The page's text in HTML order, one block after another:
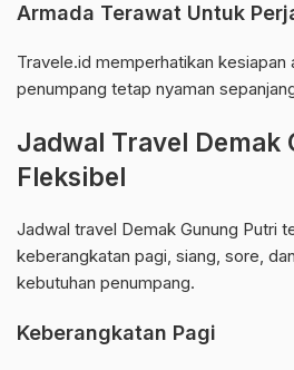
Armada Terawat Untuk
Travele.id memperhatikan kesiapan
penumpang tetap nyaman
Jadwal Travel Demak
Fleksibel
Jadwal travel Demak Gunung Putri
keberangkatan pagi, siang, sore,
kebutuhan penumpang.
Keberangkatan Pagi